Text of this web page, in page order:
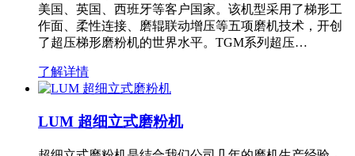
美国、英国、西班牙等客户国家。该机型采用了梯形工
作面、柔性连接、磨辊联动增压等五项磨机技术，开创
了超压梯形磨粉机的世界水平。TGM系列超压…
了解详情
LUM 超细立式磨粉机